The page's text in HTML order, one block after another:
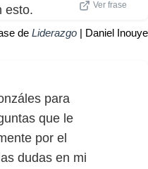
esto.
Ver frase
de Liderazgo | Daniel Inouye
para
que le
por el
dudas en mi